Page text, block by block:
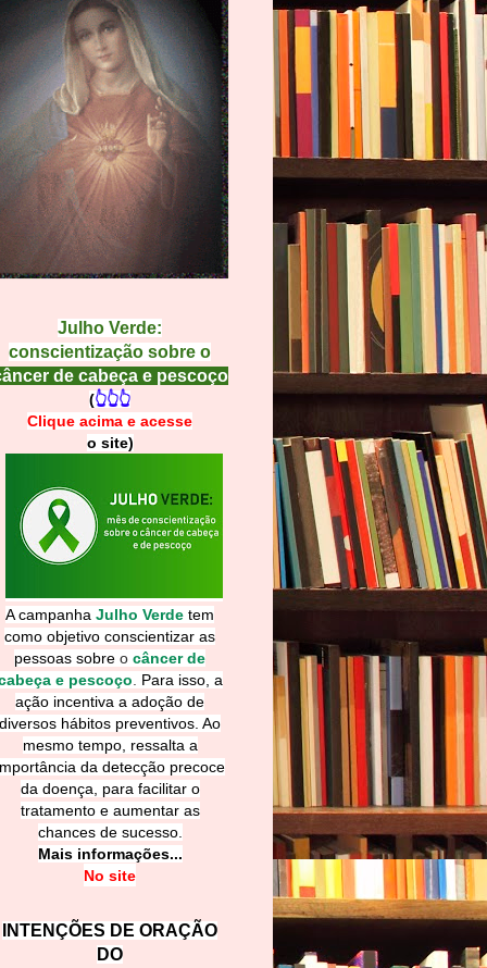
Julho Verde:
conscientização sobre o
de cabeça e pescoço
(👆👆👆
Clique acima e acesse
o site)
A campanha Julho Verde tem
como objetivo conscientizar as
pessoas sobre o câncer de
e pescoço
Para isso, a
ação incentiva a adoção de
diversos hábitos preventivos. Ao
mesmo tempo, ressalta a
da detecção precoce
da doença, para facilitar o
tratamento e aumentar as
chances de sucesso.
Mais informações...
No site
INTENÇÕES DE ORAÇÃO
DO